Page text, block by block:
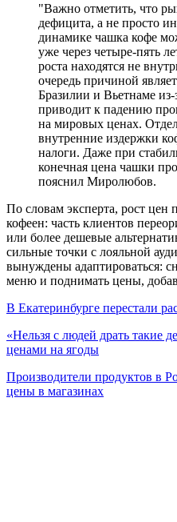
"Важно отметить, что
дефицита, а не просто
динамике чашка кофе
уже через четыре-пять
роста находятся не
очередь причиной
Бразилии и Вьетнаме из-
приводит к падению
на мировых ценах.
внутренние издержки
налоги. Даже при
конечная цена чашки
пояснил Миролюбов.
По словам эксперта, рост цен
кофеен: часть клиентов
или более дешевые
сильные точки с лояльной
вынуждены адаптироваться:
меню и поднимать цены,
В Екатеринбурге перестали
«Нельзя с людей драть такие
ценами на ягоды
Производители продуктов в
цены в магазинах